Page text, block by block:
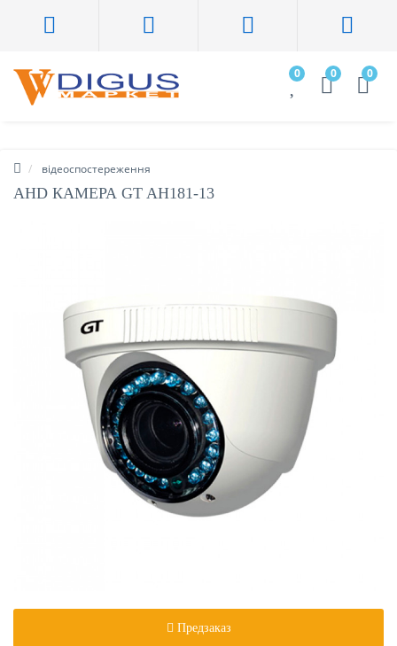
0 0 0
відеоспостереження
AHD КАМЕРА GT AH181-13
Предзаказ